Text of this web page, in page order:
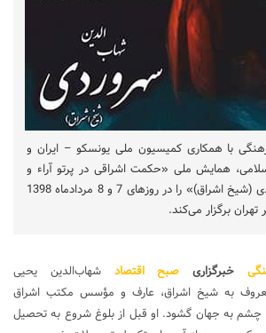
با همکاری کمیسیون ملی یونسکو – ایران و
همایش ملی «حکمت اشراقی در پرتو آراء و
آثار شهاب‌الدین سهروردی (شیخ اشراق)» را در روزهای 7 و 8 مردادماه 1398
برگزار می‌کند.
خبرگزاری صبح اقتصاد
شهاب‌‌الدین یحیی
معروف به شیخ‌ اشراق، عارف و مؤسس مکتب‌ اشراق
چشم به جهان گشود. او قبل از بلوغ شروع به تحصیل